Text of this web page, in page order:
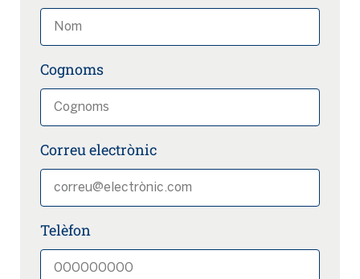
Cognoms
Correu electrònic
Telèfon